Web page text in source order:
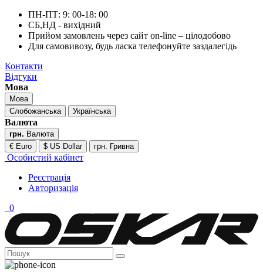
ПН-ПТ: 9: 00-18: 00
СБ,НД - вихідний
Прийом замовлень через сайт on-line – цілодобово
Для самовивозу, будь ласка телефонуйте заздалегідь
Контакти
Відгуки
Мова
Мова
Слобожанська
Українська
Валюта
грн. Валюта
€ Euro
$ US Dollar грн. Гривна
Особистий кабінет
Реєстрація
Авторизація
0